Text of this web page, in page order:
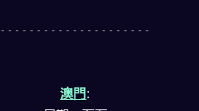
- - - - - - - - - - - - - - - - - - - - -
澳門: